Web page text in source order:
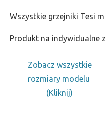
Wszystkie grzejniki Tesi
Produkt na indywidualne
Zobacz wszystkie
rozmiary modelu
(Kliknij)